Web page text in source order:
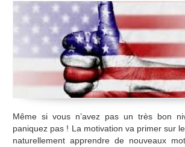
Même si vous n’avez pas un très bon
paniquez pas ! La motivation va primer sur
naturellement apprendre de nouveaux